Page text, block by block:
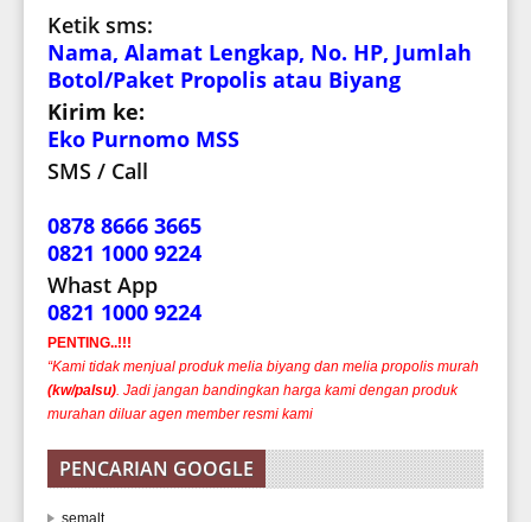
Ketik sms:
Nama, Alamat Lengkap, No. HP, Jumlah
Botol/Paket Propolis atau Biyang
Kirim ke:
Eko Purnomo MSS
SMS / Call
0878 8666 3665
0821 1000 9224
Whast App
0821 1000 9224
PENTING..!!!
“Kami tidak menjual produk melia biyang dan melia propolis murah
(kw/palsu) . Jadi jangan bandingkan harga kami dengan produk
murahan diluar agen member resmi kami
PENCARIAN GOOGLE
semalt